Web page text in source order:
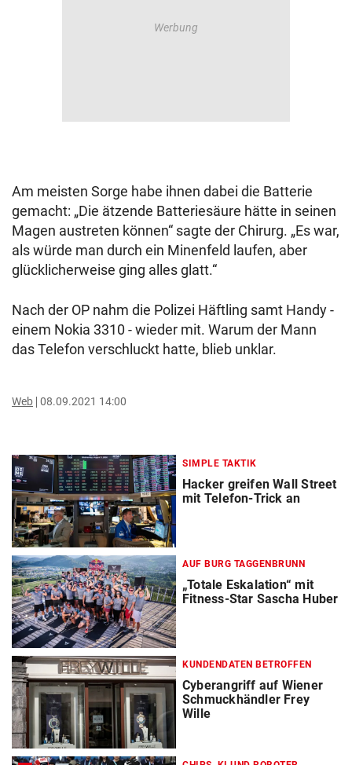
Am meisten Sorge habe ihnen dabei die Batterie
gemacht: „Die ätzende Batteriesäure hätte in seinen
Magen austreten können“ sagte der Chirurg. „Es war,
als würde man durch ein Minenfeld laufen, aber
glücklicherweise ging alles glatt.“
Nach der OP nahm die Polizei Häftling samt Handy -
einem Nokia 3310 - wieder mit. Warum der Mann
das Telefon verschluckt hatte, blieb unklar.
Web 08.09.2021 14:00
SIMPLE TAKTIK
Hacker greifen Wall Street
mit Telefon-Trick an
AUF BURG TAGGENBRUNN
„Totale Eskalation“ mit
Fitness-Star Sascha Huber
KUNDENDATEN BETROFFEN
Cyberangriff auf Wiener
Schmuckhändler Frey
Wille